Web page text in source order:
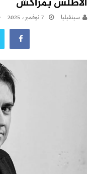
سينفيليا 7 نوفمبر، 2025